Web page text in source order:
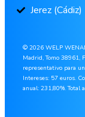
Jerez (Cádiz)
© 2026 WELP
Madrid, Tomo 38961,
representativo para
Intereses: 57 euros.
anual: 231,80%. Total